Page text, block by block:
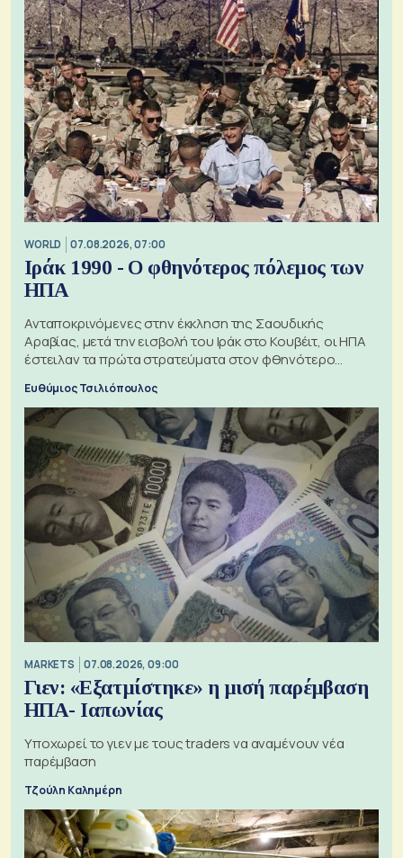
WORLD 07.08.2026, 07:00
Ιράκ 1990 - Ο φθηνότερος πόλεμος των
ΗΠΑ
Ανταποκρινόμενες στην έκκληση της Σαουδικής
Αραβίας, μετά την εισβολή του Ιράκ στο Κουβέιτ, οι ΗΠΑ
έστειλαν τα πρώτα στρατεύματα στον φθηνότερο
πόλεμο της ιστορίας τους
Ευθύμιος Τσιλιόπουλος
MARKETS 07.08.2026, 09:00
Γιεν: «Εξατμίστηκε» η μισή παρέμβαση
ΗΠΑ- Ιαπωνίας
Υποχωρεί το γιεν με τους traders να αναμένουν νέα
παρέμβαση
Τζούλη Καλημέρη